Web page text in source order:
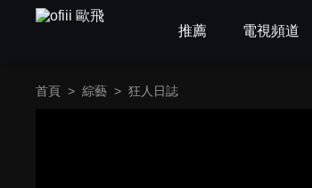
推薦 電視頻道
首頁 > 綜藝 > 狂人日誌